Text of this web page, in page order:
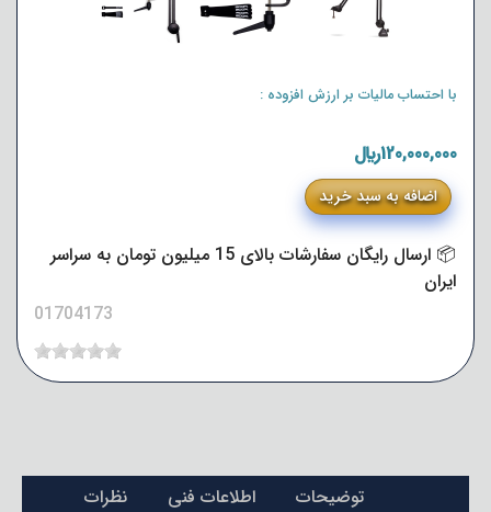
با احتساب مالیات بر ارزش افزوده :
120,000,000﷼
اضافه به سبد خرید
📦 ارسال رایگان سفارشات بالای 15 میلیون تومان به سراسر
ایران
01704173
توضیحات اطلاعات فنی نظرات